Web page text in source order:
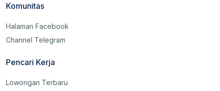
Komunitas
Halaman Facebook
Channel Telegram
Pencari Kerja
Lowongan Terbaru